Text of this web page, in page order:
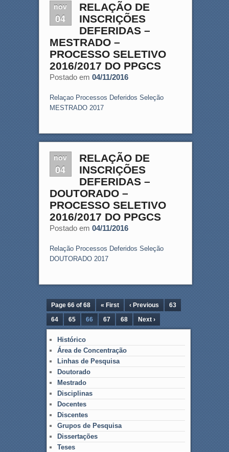
nov
04
RELAÇÃO DE
INSCRIÇÕES
DEFERIDAS –
MESTRADO –
PROCESSO SELETIVO
2016/2017 DO PPGCS
Postado em 04/11/2016
Relaçao Processos Deferidos Seleção
MESTRADO 2017
nov
04
RELAÇÃO DE
INSCRIÇÕES
DEFERIDAS –
DOUTORADO –
PROCESSO SELETIVO
2016/2017 DO PPGCS
Postado em 04/11/2016
Relação Processos Deferidos Seleção
DOUTORADO 2017
Page 66 of 68 « First ‹ Previous
63
64
65 66 67 68 Next ›
Histórico
Área de Concentração
Linhas de Pesquisa
Doutorado
Mestrado
Disciplinas
Docentes
Discentes
Grupos de Pesquisa
Dissertações
Teses